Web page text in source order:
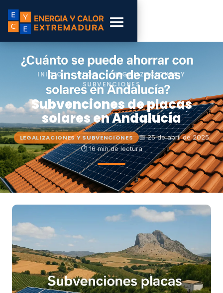
INICIO › BLOG › LEGALIZACIONES Y
SUBVENCIONES
Subvenciones de placas
solares en Andalucía
LEGALIZACIONES Y SUBVENCIONES
📅 25 de abril de 2025
⏱ 16 min de lectura